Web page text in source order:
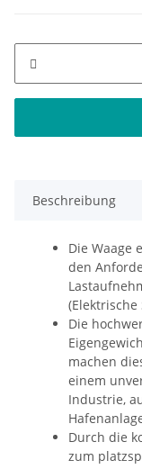
Beschreibung
Die Waage
den
Die
machen
einem
Industrie,
Durch die
zum